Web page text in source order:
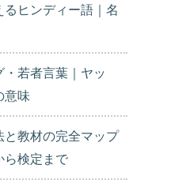
ヒンディー語｜名
若者言葉｜ヤッ
意味
と教材の完全マップ
ら検定まで